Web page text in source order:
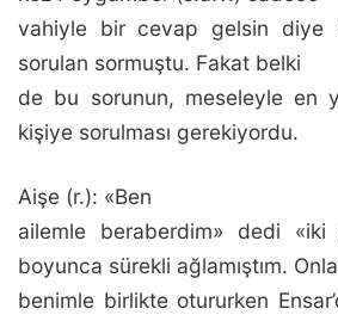
vahiyle bir cevap gelsin di­ye
sorulan sormuştu. Fakat belki
de bu sorunun, meseleyle en
kişiye sorul­ması gerekiyordu.
Aişe (r.): «Ben
ailemle beraberdim» dedi
boyunca sürekli ağlamıştım.
benimle birlik­te otururken